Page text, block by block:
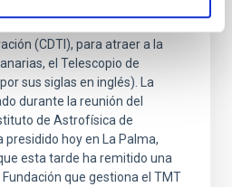
(CDTI), para atraer a la
el Telescopio de
sus siglas en inglés). La
durante la reunión del
de Astrofísica de
presidido hoy en La Palma,
esta tarde ha remitido una
que gestiona el TMT